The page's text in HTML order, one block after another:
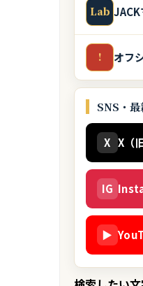
Lab
! オフ
SNS・最
X X（
IG
▶